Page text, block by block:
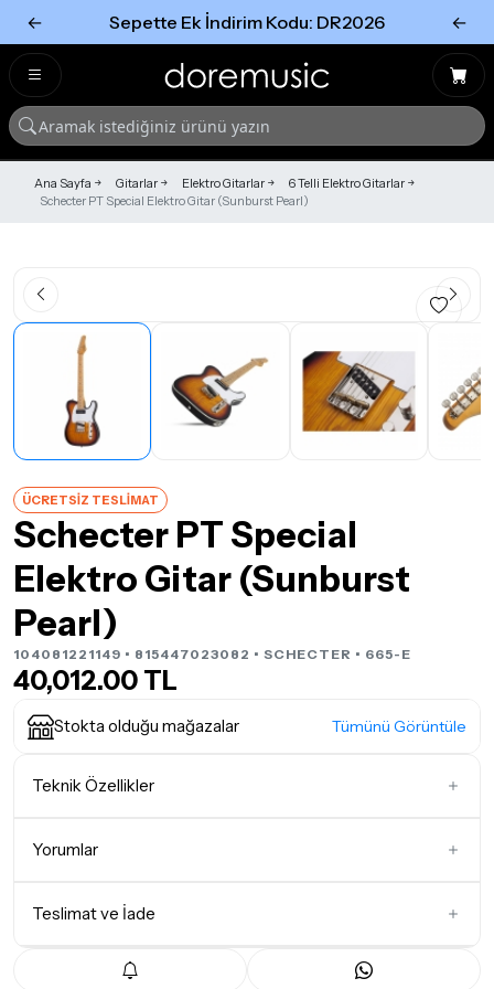
← Sepette Ek İndirim Kodu: DR2026 ←
Ana Sayfa Gitarlar Elektro Gitarlar
6 Telli Elektro Gitarlar
Schecter PT Special Elektro Gitar (Sunburst Pearl)
ÜCRETSİZ TESLİMAT
Schecter PT Special
Elektro Gitar (Sunburst
Pearl)
104081221149 • 815447023082 • SCHECTER • 665-E
40,012.00 TL
Stokta olduğu mağazalar Tümünü Görüntüle
Teknik Özellikler
Klavye Ağacı
Yorumlar
Teslimat ve İade
Teslimat Koşulları
Tümünü Gör
Tümünü gör